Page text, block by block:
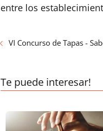
entre los
VI Concurso de Tapas -
Te puede interesar!